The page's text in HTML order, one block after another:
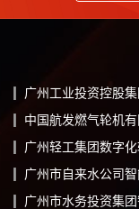
广州工业投资控股
中国航发燃气轮机
广州轻工集团数字化
广州市自来水公司
广州市水务投资集